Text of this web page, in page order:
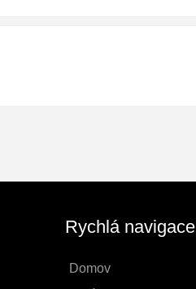
Rychlá navigace
Domov